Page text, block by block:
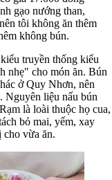
gạo nướng than,
tôi không ăn thêm
không bún.
truyền thống kiểu
nhẹ" cho món ăn. Bún
ở Quy Nhơn, nên
Nguyên liệu nấu bún
là loài thuộc họ cua,
bỏ mai, yếm, xay
cho vừa ăn.